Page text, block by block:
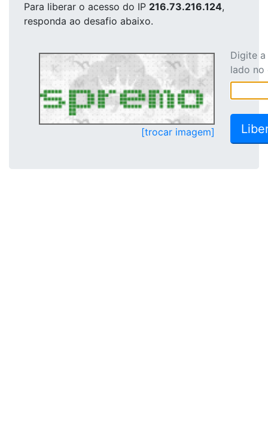
Para liberar o acesso do IP 216.73.216.124,
responda ao desafio abaixo.
[trocar imagem]
Digite
lado no